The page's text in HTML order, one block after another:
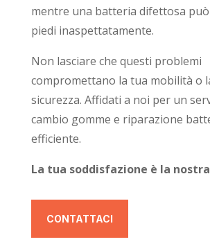
mentre una batteria difettosa
piedi inaspettatamente.
Non lasciare che questi problemi
compromettano la tua mobilità o
sicurezza. Affidati a noi per un
cambio gomme e riparazione
efficiente.
La tua soddisfazione è la
CONTATTACI